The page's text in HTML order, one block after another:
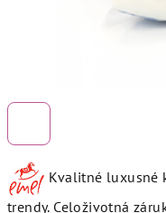
Kvalitné luxusné
trendy. Celoživotná